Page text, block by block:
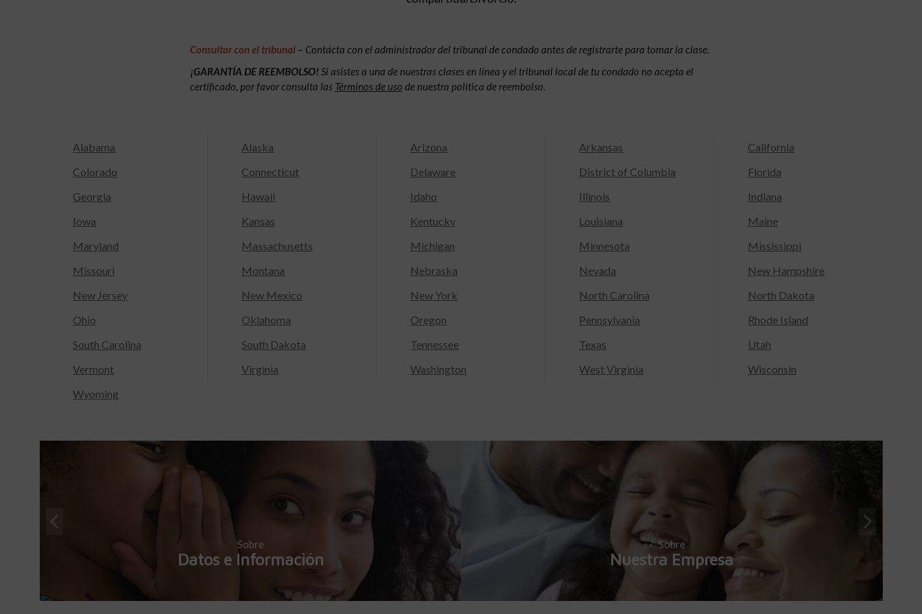
Consultar con el tribunal – Contácta con el administrador del tribunal de condado antes de registrarte para tomar la clase.
¡GARANTÍA DE REEMBOLSO! Si asistes a una de nuestras clases en línea y el tribunal local de tu condado no acepta el
certificado, por favor consulta las Términos de uso de nuestra política de reembolso.
Alabama Alaska Arizona Arkansas
California
Colorado
Connecticut Delaware District of Columbia
Florida
Georgia
Hawaii Idaho Illinois
Indiana
Iowa
Kansas Kentucky Louisiana
Maine
Maryland
Massachusetts Michigan Minnesota
Mississippi
Missouri
Montana Nebraska Nevada
New Hampshire
New Jersey
New Mexico New York North Carolina
North Dakota
Ohio
Oklahoma Oregon Pennsylvania
Rhode Island
South Carolina
South Dakota Tennessee Texas
Utah
Vermont
Virginia Washington West Virginia
Wisconsin
Wyoming
Sobre
Datos e Información
Sobre
Nuestra Empresa